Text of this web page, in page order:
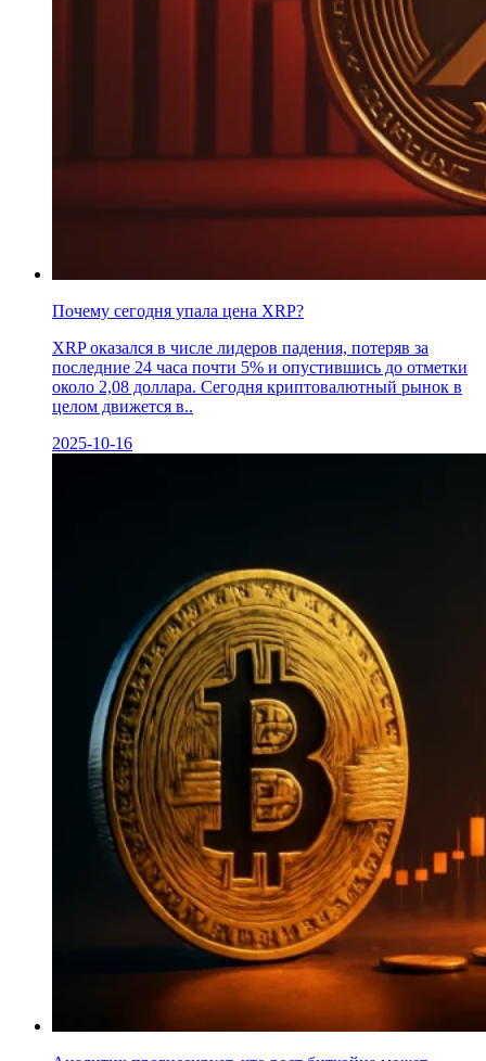
Почему сегодня упала цена XRP?
XRP оказался в числе лидеров падения, потеряв за
последние 24 часа почти 5% и опустившись до отметки
около 2,08 доллара. Сегодня криптовалютный рынок в
целом движется в..
2025-10-16